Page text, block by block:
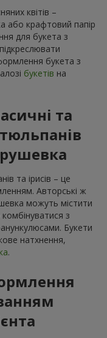
квітів –
або крафтовий папір
для букета з
букета з
букетів на
та
та ірисів – це
Авторські ж
можуть містити
з
Букети
натхнення,
.